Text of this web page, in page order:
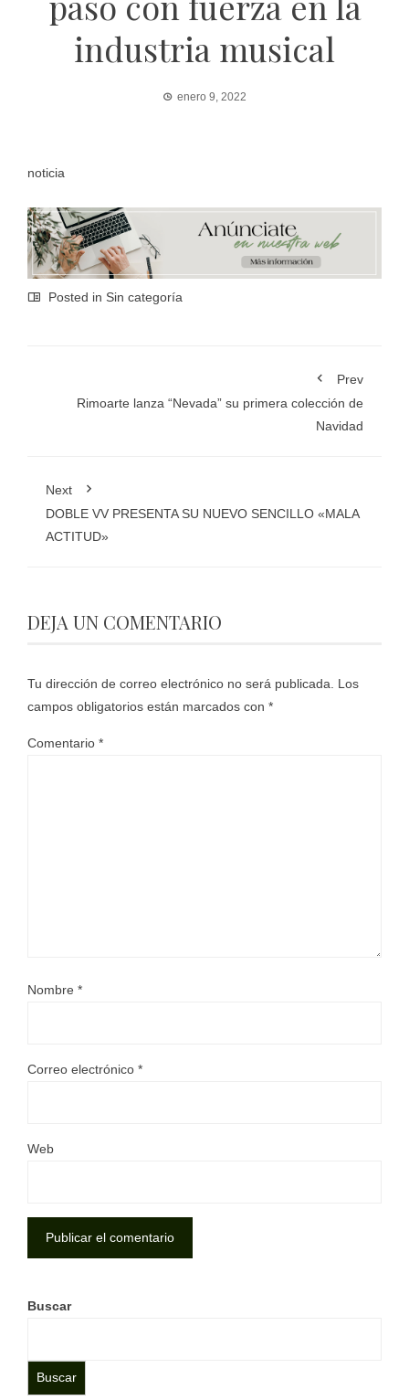
industria musical
enero 9, 2022
noticia
Posted in Sin categoría
Prev
Rimoarte lanza “Nevada” su primera colección de
Navidad
Next
DOBLE VV PRESENTA SU NUEVO SENCILLO «MALA
ACTITUD»
DEJA UN COMENTARIO
Tu dirección de correo electrónico no será publicada.
Los
campos obligatorios están marcados con *
Comentario *
Nombre *
Correo electrónico *
Web
Buscar
Buscar